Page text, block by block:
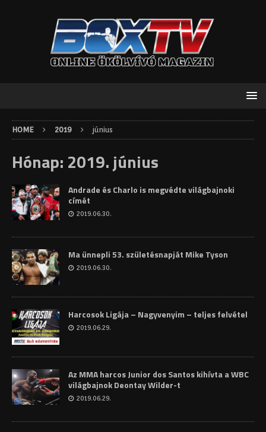
HOME 2019 június
Hónap: 2019. június
Andrade és Charlo is megvédte világbajnoki
címét
2019.06.30.
Ma ünnepli 53. születésnapját Mike Tyson
2019.06.30.
Harcosok Ligája – Nagyvenyim – teljes felvétel
2019.06.29.
Az MMA harcos Junior dos Santos kihívta a WBC
világbajnok Deontay Wilder-t
2019.06.29.